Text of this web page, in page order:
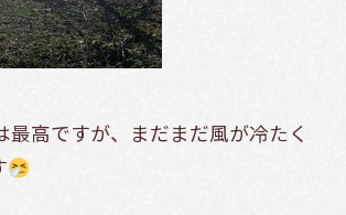
最高ですが、まだまだ風が冷たく